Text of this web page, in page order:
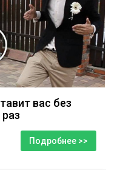
вас без
Подробнее >>